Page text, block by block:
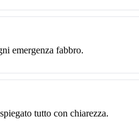
emergenza fabbro.
tutto con chiarezza.